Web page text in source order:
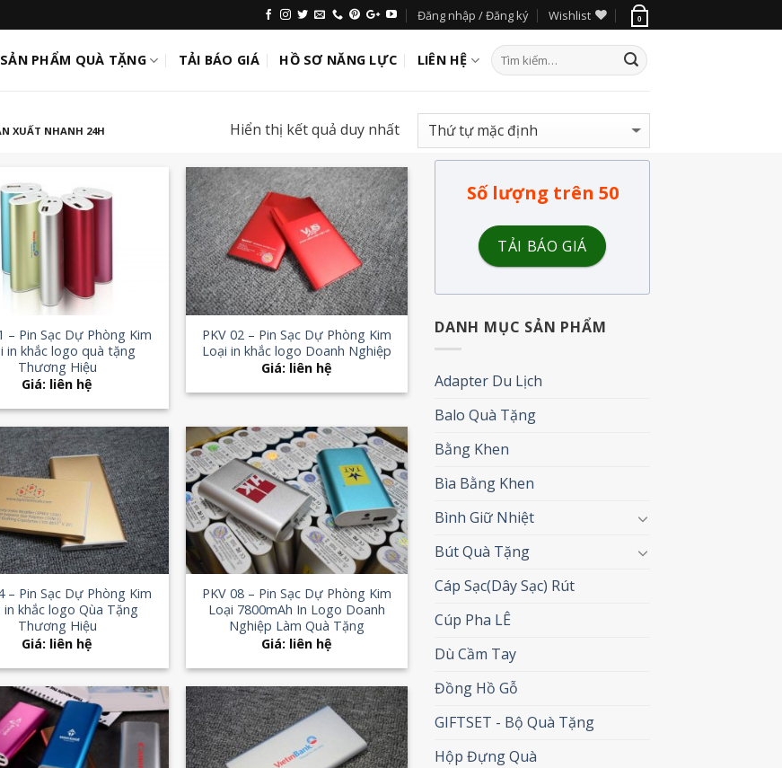
Đăng nhập / Đăng ký Wishlist 0
SẢN PHẨM QUÀ TẶNG TẢI BÁO GIÁ HỒ SƠ NĂNG LỰC LIÊN HỆ
XUẤT NHANH 24H Hiển thị kết quả duy nhất
– Pin Sạc Dự Phòng Kim
in khắc logo quà tặng
Thương Hiệu
Giá: liên hệ
Add to
Wishlist
+
PKV 02 – Pin Sạc Dự Phòng Kim
Loại in khắc logo Doanh Nghiệp
Giá: liên hệ
Add to
Wishlist
– Pin Sạc Dự Phòng Kim
in khắc logo Qùa Tặng
Thương Hiệu
Giá: liên hệ
Add to
Wishlist
PKV 08 – Pin Sạc Dự Phòng Kim
Loại 7800mAh In Logo Doanh
Nghiệp Làm Quà Tặng
Giá: liên hệ
Wishlist
Add to
Wishlist
Số lượng trên 50
TẢI BÁO GIÁ
DANH MỤC SẢN PHẨM
Adapter Du Lịch
Balo Quà Tặng
Bằng Khen
Bìa Bằng Khen
Bình Giữ Nhiệt
Bút Quà Tặng
Cáp Sạc(Dây Sạc) Rút
Cúp Pha LÊ
Dù Cầm Tay
Đồng Hồ Gỗ
GIFTSET - Bộ Quà Tặng
Hộp Đựng Quà